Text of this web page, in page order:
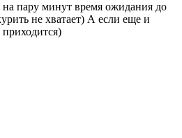
на пару минут время ожидания до
не хватает) А если еще и
приходится)